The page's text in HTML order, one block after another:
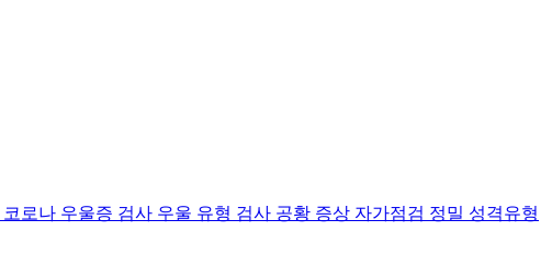
코로나 우울증 검사 우울 유형 검사 공황 증상 자가점검 정밀 성격유형